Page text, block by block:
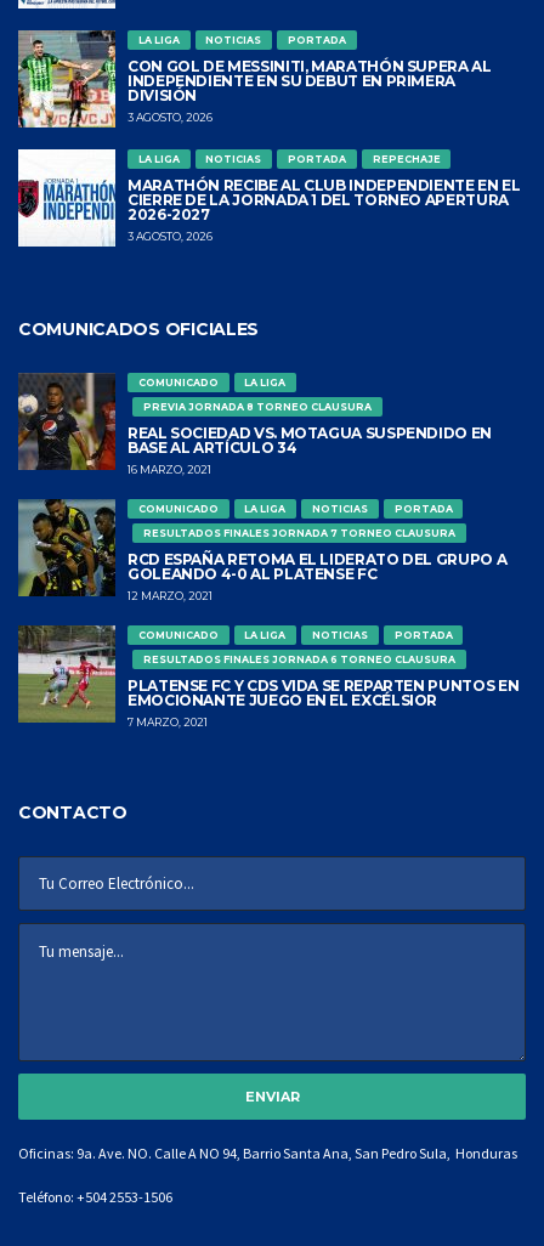
LA LIGA NOTICIAS PORTADA
CON GOL DE MESSINITI, MARATHÓN SUPERA AL
INDEPENDIENTE EN SU DEBUT EN PRIMERA
DIVISIÓN
3 AGOSTO, 2026
LA LIGA NOTICIAS PORTADA REPECHAJE
MARATHÓN RECIBE AL CLUB INDEPENDIENTE EN EL
CIERRE DE LA JORNADA 1 DEL TORNEO APERTURA
2026-2027
3 AGOSTO, 2026
COMUNICADOS OFICIALES
COMUNICADO
LA LIGA
PREVIA JORNADA 8 TORNEO CLAUSURA
REAL SOCIEDAD VS. MOTAGUA SUSPENDIDO EN
BASE AL ARTÍCULO 34
16 MARZO, 2021
COMUNICADO LA LIGA NOTICIAS
PORTADA
RESULTADOS FINALES JORNADA 7 TORNEO CLAUSURA
RCD ESPAÑA RETOMA EL LIDERATO DEL GRUPO A
GOLEANDO 4-0 AL PLATENSE FC
12 MARZO, 2021
COMUNICADO LA LIGA NOTICIAS
PORTADA
RESULTADOS FINALES JORNADA 6 TORNEO CLAUSURA
PLATENSE FC Y CDS VIDA SE REPARTEN PUNTOS EN
EMOCIONANTE JUEGO EN EL EXCÉLSIOR
7 MARZO, 2021
CONTACTO
Oficinas: 9a. Ave. NO. Calle A NO 94, Barrio Santa Ana, San Pedro Sula, Honduras
Teléfono: +504 2553-1506